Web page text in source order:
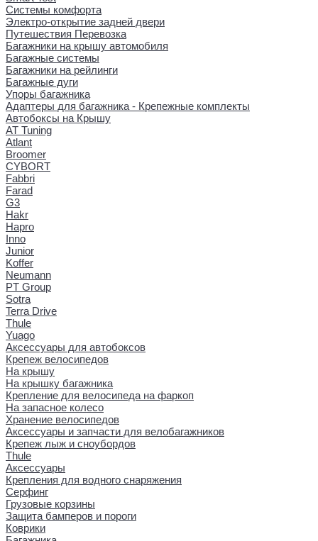
Системы комфорта
Электро-открытие задней двери
Путешествия Перевозка
Багажники на крышу автомобиля
Багажные системы
Багажники на рейлинги
Багажные дуги
Упоры багажника
Адаптеры для багажника - Крепежные комплекты
Автобоксы на Крышу
AT Tuning
Atlant
Broomer
CYBORT
Fabbri
Farad
G3
Hakr
Hapro
Inno
Junior
Koffer
Neumann
PT Group
Sotra
Terra Drive
Thule
Yuago
Аксессуары для автобоксов
Крепеж велосипедов
На крышу
На крышку багажника
Крепление для велосипеда на фаркоп
На запасное колесо
Хранение велосипедов
Аксессуары и запчасти для велобагажников
Крепеж лыж и сноубордов
Thule
Аксессуары
Крепления для водного снаряжения
Серфинг
Грузовые корзины
Защита бамперов и пороги
Коврики